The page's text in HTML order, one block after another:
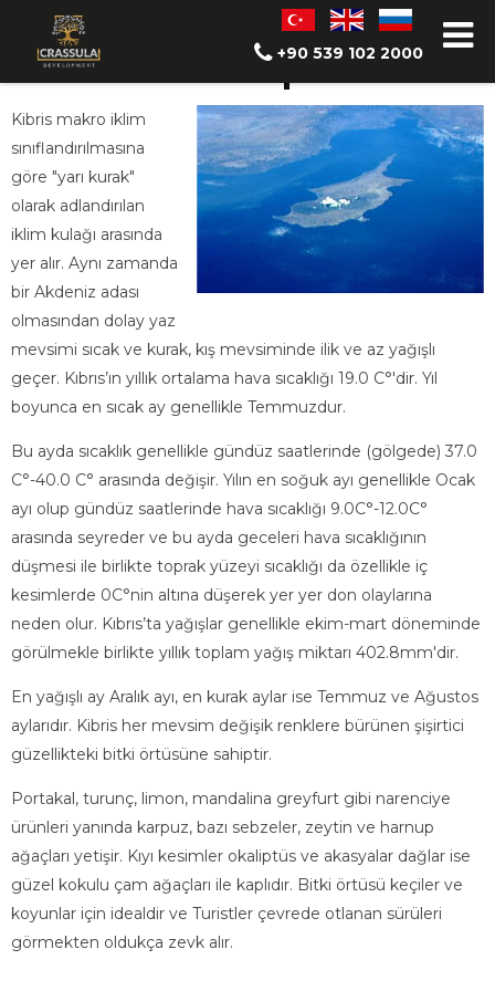
+90 539 102 2000
İklim Yapısı
Kibris makro iklim
sınıflandırılmasına
göre "yarı kurak"
olarak adlandırılan
iklim kulağı arasında
yer alır. Aynı zamanda
bir Akdeniz adası
olmasından dolay yaz
mevsimi sıcak ve kurak, kış mevsiminde ilik ve az yağışlı
geçer. Kıbrıs’ın yıllık ortalama hava sıcaklığı 19.0 C°'dir. Yıl
boyunca en sıcak ay genellikle Temmuzdur.
Bu ayda sıcaklık genellikle gündüz saatlerinde (gölgede) 37.0
C°-40.0 C° arasında değişir. Yılın en soğuk ayı genellikle Ocak
ayı olup gündüz saatlerinde hava sıcaklığı 9.0C°-12.0C°
arasında seyreder ve bu ayda geceleri hava sıcaklığının
düşmesi ile birlikte toprak yüzeyi sıcaklığı da özellikle iç
kesimlerde 0C°nin altına düşerek yer yer don olaylarına
neden olur. Kıbrıs’ta yağışlar genellikle ekim-mart döneminde
görülmekle birlikte yıllık toplam yağış miktarı 402.8mm'dir.
En yağışlı ay Aralık ayı, en kurak aylar ise Temmuz ve Ağustos
aylarıdır. Kibris her mevsim değişik renklere bürünen şişirtici
güzellikteki bitki örtüsüne sahiptir.
Portakal, turunç, limon, mandalina greyfurt gibi narenciye
ürünleri yanında karpuz, bazı sebzeler, zeytin ve harnup
ağaçları yetişir. Kıyı kesimler okaliptüs ve akasyalar dağlar ise
güzel kokulu çam ağaçları ile kaplıdır. Bitki örtüsü keçiler ve
koyunlar için idealdir ve Turistler çevrede otlanan sürüleri
görmekten oldukça zevk alır.